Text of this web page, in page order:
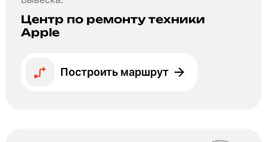
Центр по ремонту техники
Apple
Построить маршрут